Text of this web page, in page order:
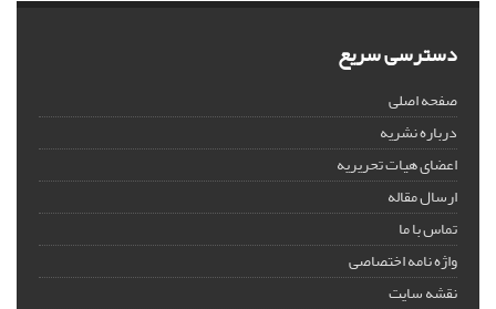
دسترسی سریع
صفحه اصلی
درباره نشریه
اعضای هیات تحریریه
ارسال مقاله
تماس با ما
واژه نامه اختصاصی
نقشه سایت